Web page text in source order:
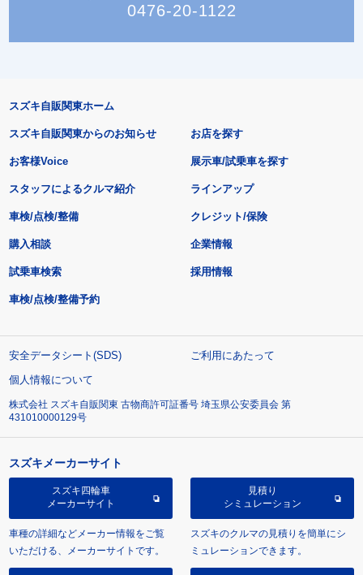
0476-20-1122
スズキ自販関東ホーム
スズキ自販関東からのお知らせ
お客様Voice
スタッフによるクルマ紹介
お店を探す
展示車/試乗車を探す
ラインアップ
車検/点検/整備 クレジット/保険
購入相談
試乗車検索
車検/点検/整備予約
企業情報
採用情報
安全データシート(SDS)
ご利用にあたって
個人情報について
株式会社 スズキ自販関東 古物商許可証番号 埼玉県公安委員会 第
431010000129号
スズキメーカーサイト
スズキ四輪車
メーカーサイト
車種の詳細などメーカー情報をご覧
いただける、メーカーサイトです。
見積り
シミュレーション
スズキのクルマの見積りを簡単にシ
ミュレーションできます。